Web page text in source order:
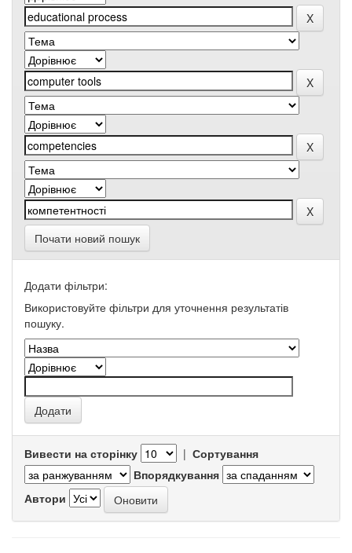
Почати новий пошук
Додати фільтри:
Використовуйте фільтри для уточнення результатів
пошуку.
Вивести на сторінку | Сортування
Впорядкування
Автори